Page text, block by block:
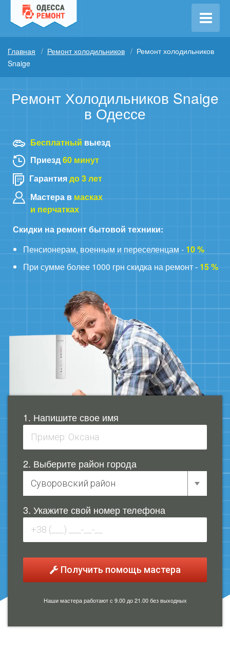
Главная Ремонт холодильников
Ремонт холодильников
Snaige
Ремонт Холодильников Snaige
в Одессе
Бесплатный выезд
Приезд60 минут
Гарантиядо 3 лет
Мастера в масках
и перчатках
Скидки на ремонт бытовой техники:
Пенсионерам, военным и переселенцам - 10 %
При сумме более 1000 грн скидка на ремонт - 15 %
1. Напишите свое имя
2. Выберите район города
3. Укажите свой номер телефона
Получить помощь мастера
Наши мастера работают с 9.00 до 21.00 без выходных